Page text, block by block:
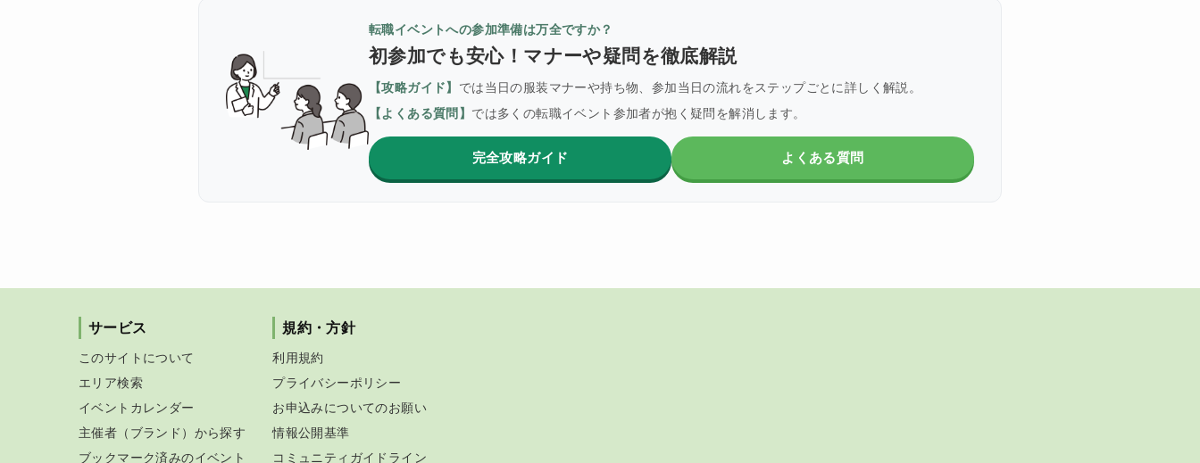
転職イベントへの参加準備は万全ですか？
初参加でも安心！マナーや疑問を徹底解説
【攻略ガイド】 では当日の服装マナーや持ち物、参加当日の流れをステップごとに詳しく解説。
【よくある質問】 では多くの転職イベント参加者が抱く疑問を解消します。
完全攻略ガイド よくある質問
サービス
このサイトについて
エリア検索
イベントカレンダー
主催者（ブランド）から探す
ブックマーク済みのイベント
規約・方針
利用規約
プライバシーポリシー
お申込みについてのお願い
情報公開基準
コミュニティガイドライン